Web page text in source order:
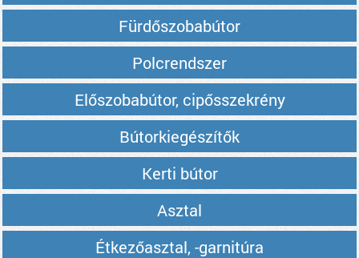
Fürdőszobabútor
Polcrendszer
Előszobabútor, cipősszekrény
Bútorkiegészítők
Kerti bútor
Asztal
Étkezőasztal, -garnitúra